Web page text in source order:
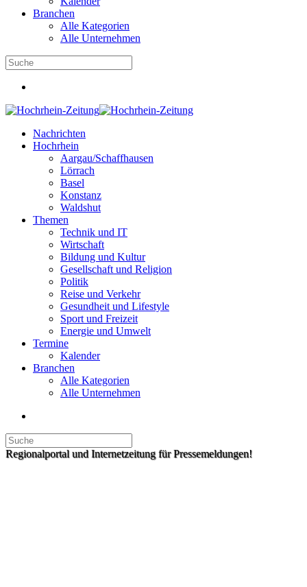
Branchen
Alle Kategorien
Alle Unternehmen
Nachrichten
Hochrhein
Aargau/Schaffhausen
Lörrach
Basel
Konstanz
Waldshut
Themen
Technik und IT
Wirtschaft
Bildung und Kultur
Gesellschaft und Religion
Politik
Reise und Verkehr
Gesundheit und Lifestyle
Sport und Freizeit
Energie und Umwelt
Termine
Kalender
Branchen
Alle Kategorien
Alle Unternehmen
Regionalportal und Internetzeitung für Pressemeldungen!